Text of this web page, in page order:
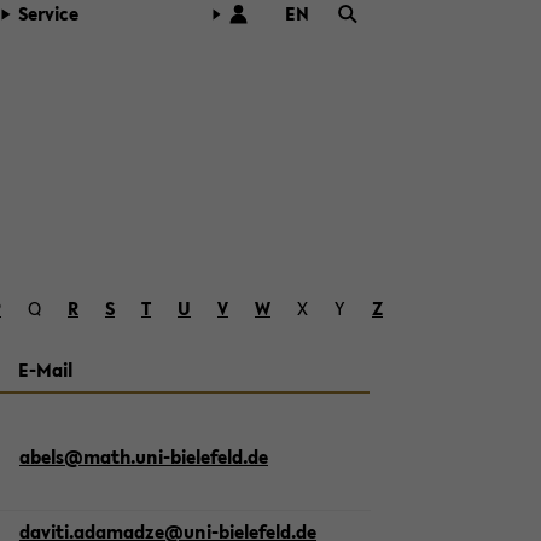
Ser­vice EN
ZUR
Q R S T U V W X Y Z
E-​Mail
abels@math.uni-​bielefeld.de
da­vi­ti.ada­madze@uni-​bielefeld.de